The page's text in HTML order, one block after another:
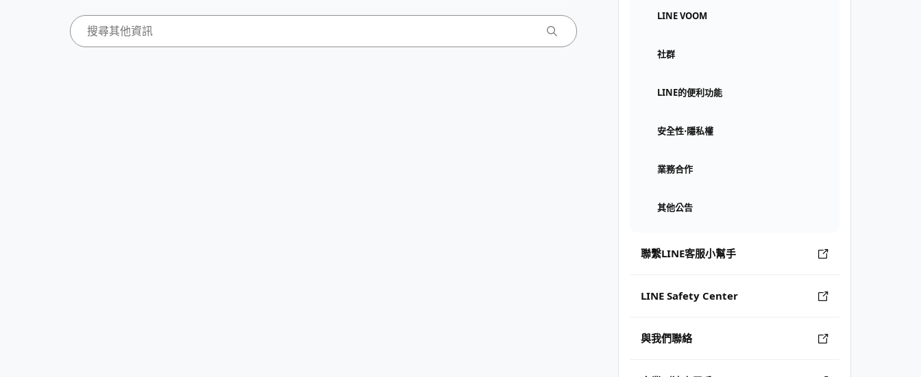
LINE VOOM
社群
LINE的便利功能
安全性⋅隱私權
業務合作
其他公告
聯繫LINE客服小幫手
LINE Safety Center
與我們聯絡